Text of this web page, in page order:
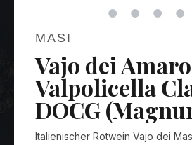
MASI
Vajo dei
Valpolicella
DOCG
Italienischer Rotwein Vajo dei